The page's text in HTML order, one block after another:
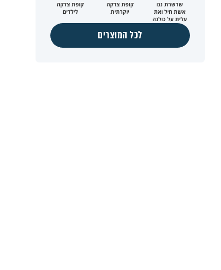
שרשרת ננו
אשת חיל ואת
עלית על כולנה
קופת צדקה
יוקרתית
קופת צדקה
לילדים
לכל המוצרים